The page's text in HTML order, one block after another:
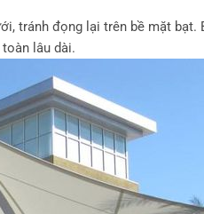
đọng lại trên bề mặt bạt.
lâu dài.